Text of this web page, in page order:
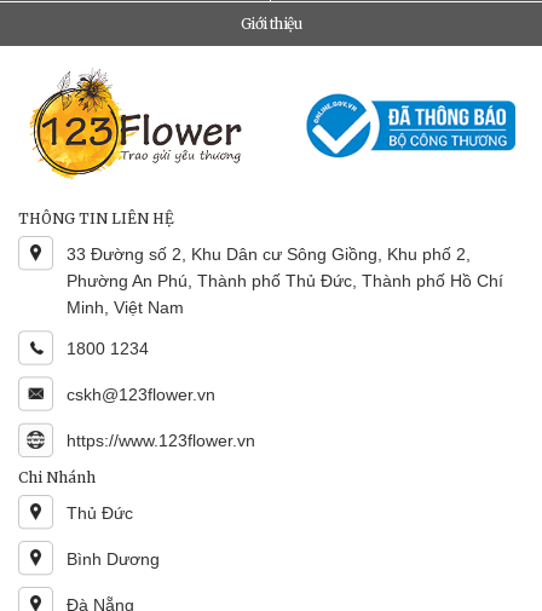
Giới thiệu
THÔNG TIN LIÊN HỆ
33 Đường số 2, Khu Dân cư Sông Giồng, Khu phố 2,
Phường An Phú, Thành phố Thủ Đức, Thành phố Hồ Chí
Minh, Việt Nam
1800 1234
cskh@123flower.vn
https://www.123flower.vn
Chi Nhánh
Thủ Đức
Bình Dương
Đà Nẵng